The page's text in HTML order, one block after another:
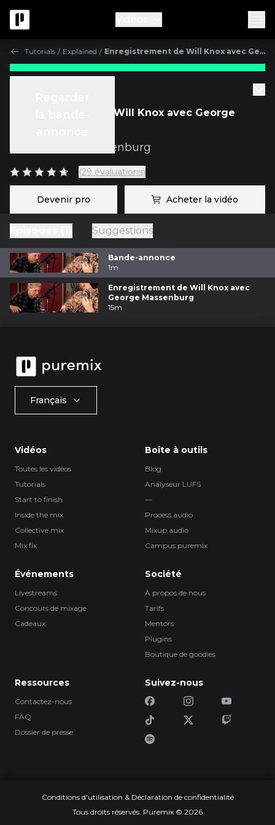
Tutorials / Explained / Enregistrement de Will Knox avec George Massenburg
Enregistrement de Will Knox avec George
George Massenburg
(29 évaluations)
Devenir pro Acheter la vidéo
Suggestions
Bande-annonce
1m
Enregistrement de Will Knox avec
George Massenburg
15m
Français
Vidéos
Toutes les vidéos
Tutorials
Start to finish
Inside the mix
Collective mix
Mix fix
Boîte à outils
Blog
Analyseur LUFS
—
Process.audio
Mixup.audio
Campus.puremix
Événements
Livestreams
Concours de mixage
Cadeaux
Société
À propos de nous
Tarifs
Mentors
Plugins
Boutique de goodies
Ressources
Contactez-nous
FAQ
Dossier de presse
Suivez-nous
Conditions d'utilisation & Déclaration de confidentialité
Tous droits réservés. Puremix © 2026